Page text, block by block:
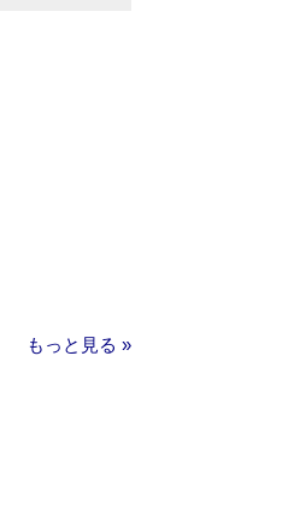
もっと見る »